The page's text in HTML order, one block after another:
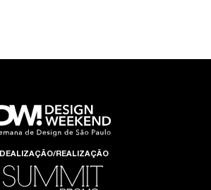
IDEALIZAÇÃO/REALIZAÇÃO